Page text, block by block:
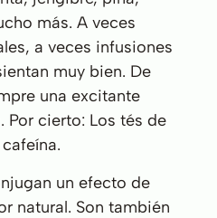
más. A veces
a veces infusiones
muy bien. De
una excitante
Por cierto: Los tés de
un efecto de
natural. Son también